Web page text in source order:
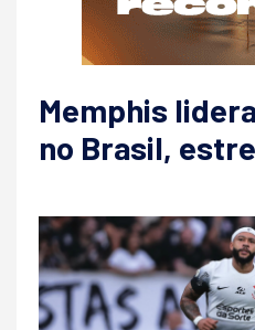
Memphis
no Brasil,